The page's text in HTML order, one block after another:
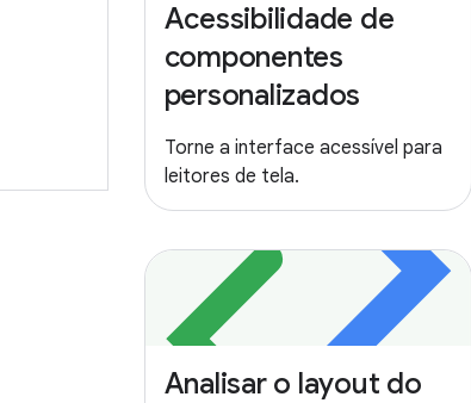
Acessibilidade de
componentes
personalizados
Torne a interface acessível para
leitores de tela.
Analisar o layout do